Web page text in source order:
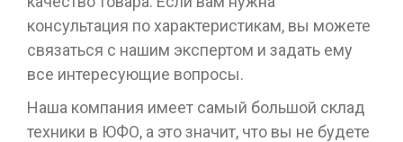
консультация по характеристикам, вы можете
связаться с нашим экспертом и задать ему
все интересующие вопросы.
Наша компания имеет самый большой склад
техники в ЮФО, а это значит, что вы не будете